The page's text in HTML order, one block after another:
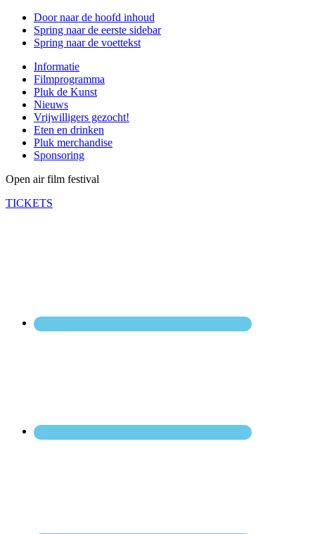
Door naar de hoofd inhoud
Spring naar de eerste sidebar
Spring naar de voettekst
Informatie
Filmprogramma
Pluk de Kunst
Nieuws
Vrijwilligers gezocht!
Eten en drinken
Pluk merchandise
Sponsoring
Open air film festival
TICKETS